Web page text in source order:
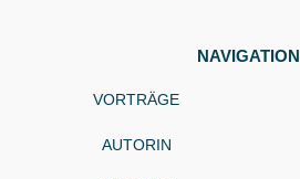
NAVIGATION
VORTRÄGE
AUTORIN